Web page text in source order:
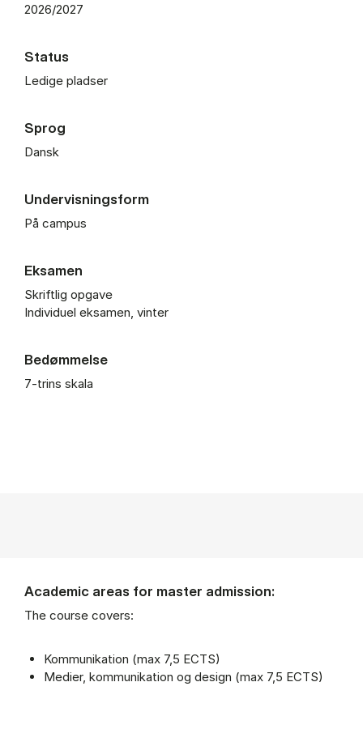
2026/2027
Status
Ledige pladser
Sprog
Dansk
Undervisningsform
På campus
Eksamen
Skriftlig opgave
Individuel eksamen, vinter
Bedømmelse
7-trins skala
Academic areas for master admission:
The course covers:
Kommunikation (max 7,5 ECTS)
Medier, kommunikation og design (max 7,5 ECTS)